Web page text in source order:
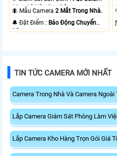
20m Có Màu Ban Ðêm.
🐜 Mẫu Camera2 Mắt Trong Nhà.
️🔔 Đặt Điểm : Báo Động Chuyển
Động.
TIN TỨC CAMERA MỚI NHẤT
Camera Trong Nhà Và Camera
Lắp Camera Giám Sát Phòng Làm
Lắp Camera Kho Hàng Trọn Gói Giá